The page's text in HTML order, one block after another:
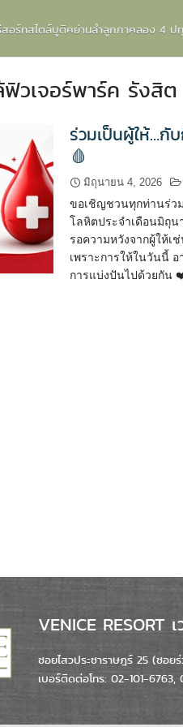
อร์ทสไตล์บูติคย่านลำลูกกาคลอง 4 ป
วเจอร์พาร์ค รังสิต
ร่วมเป็นผู้ให้…กั
🩸
มิถุนายน 4, 2026
ขอเชิญชวนทุกท่านร่ว
โลหิตประจำเดือนมิถุน
รอความหวังจากผู้ให้เ
เพราะการให้ในวันนี้
การแบ่งปันไปด้วยกัน
VENICE RESORT
ซอยไสวประชาราษฎร์ 25 (ซอ
เบอร์ติดต่อโทร: 02-101-